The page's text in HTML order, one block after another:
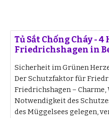
Tủ Sắt Chống Cháy - 4
Friedrichshagen in
Sicherheit im Grünen
Der Schutzfaktor für
Friedrichshagen – Charme,
Notwendigkeit des
des Müggelsees gelegen,